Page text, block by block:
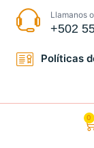
Llamanos
+502
Políticas
0